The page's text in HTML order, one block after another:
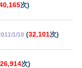
次)
1/10 (32,101次)
26,914次)